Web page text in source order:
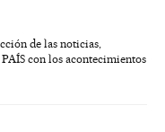
de las noticias,
con los acontecimientos